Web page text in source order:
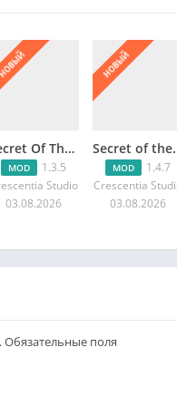
Secret Of The Cellar 2
MOD
1.3.5
Studio
03.08.2026
НОВЫЙ
MOD
1.4.7
Crescentia
03.08.2026
Обязательные поля